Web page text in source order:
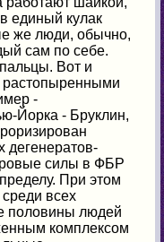
единый кулак
же люди, обычно,
сам по себе.
Вот и
растопыренными
-
Йорка - Бруклин,
дегенератов-
силы в ФБР
При этом
всех
половины людей
комплексом